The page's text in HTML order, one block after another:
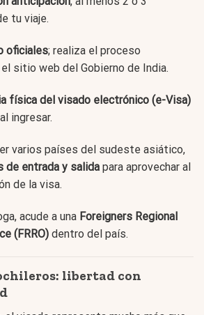
tu viaje.
oficiales; realiza el proceso
sitio web del Gobierno de India.
física del visado electrónico (e-Visa)
ingresar.
varios países del sudeste asiático,
de entrada y salidapara aprovechar al
de la visa.
acude a una Foreigners Regional
(FRRO)dentro del país.
libertad con